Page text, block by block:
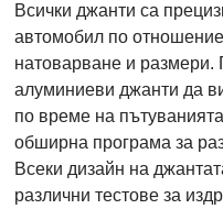
Всички джанти са
автомобил по
натоварване и
алуминиеви джанти да
по време на
обширна програма за
Всеки дизайн на
различни тестове за